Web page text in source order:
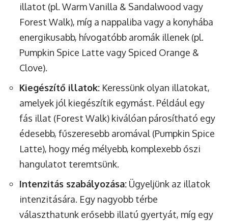
illatot (pl. Warm Vanilla & Sandalwood vagy
Forest Walk), míg a nappaliba vagy a konyhába
energikusabb, hívogatóbb aromák illenek (pl.
Pumpkin Spice Latte vagy Spiced Orange &
Clove).
Kiegészítő illatok: Keressünk olyan illatokat,
amelyek jól kiegészítik egymást. Például egy
fás illat (Forest Walk) kiválóan párosítható egy
édesebb, fűszeresebb aromával (Pumpkin Spice
Latte), hogy még mélyebb, komplexebb őszi
hangulatot teremtsünk.
Intenzitás szabályozása: Ügyeljünk az illatok
intenzitására. Egy nagyobb térbe
választhatunk erősebb illatú gyertyát, míg egy